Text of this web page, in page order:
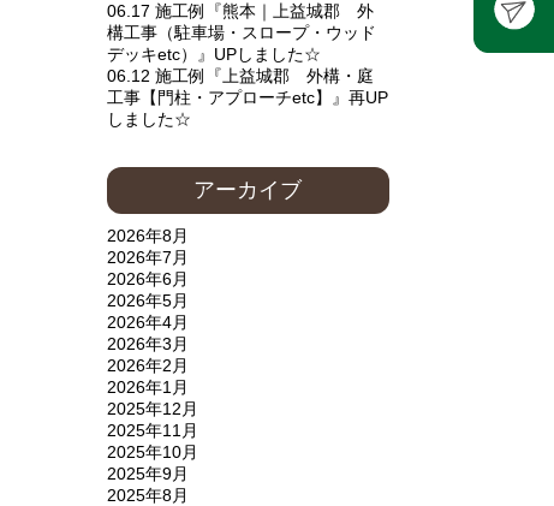
06.17 施工例『熊本｜上益城郡 外
構工事（駐車場・スロープ・ウッド
デッキetc）』UPしました☆
06.12 施工例『上益城郡 外構・庭
工事【門柱・アプローチetc】』再UP
しました☆
アーカイブ
2026年8月
2026年7月
2026年6月
2026年5月
2026年4月
2026年3月
2026年2月
2026年1月
2025年12月
2025年11月
2025年10月
2025年9月
2025年8月